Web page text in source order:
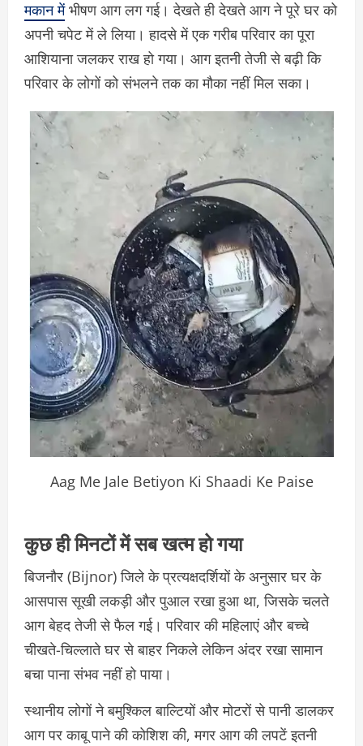
मकान मेंभीषण आग लग गई। देखते ही देखते आग ने पूरे घर को
अपनी चपेट में ले लिया। हादसे में एक गरीब परिवार का पूरा
आशियाना जलकर राख हो गया। आग इतनी तेजी से बढ़ी कि
परिवार के लोगों को संभलने तक का मौका नहीं मिल सका।
Aag Me Jale Betiyon Ki Shaadi Ke Paise
कुछ ही मिनटों में सब खत्म हो गया
बिजनौर (Bijnor) जिले के प्रत्यक्षदर्शियों के अनुसार घर के
आसपास सूखी लकड़ी और पुआल रखा हुआ था, जिसके चलते
आग बेहद तेजी से फैल गई। परिवार की महिलाएं और बच्चे
चीखते-चिल्लाते घर से बाहर निकले लेकिन अंदर रखा सामान
बचा पाना संभव नहीं हो पाया।
स्थानीय लोगों ने बमुश्किल बाल्टियों और मोटरों से पानी डालकर
आग पर काबू पाने की कोशिश की, मगर आग की लपटें इतनी